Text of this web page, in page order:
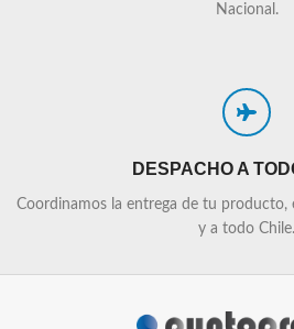
Nacional.
DESPACHO A
Coordinamos la entrega de tu
y a todo Chile.